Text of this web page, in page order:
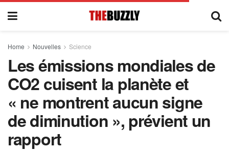
Home Nouvelles Science
Les émissions mondiales de
CO2 cuisent la planète et
« ne montrent aucun signe
de diminution », prévient un
rapport